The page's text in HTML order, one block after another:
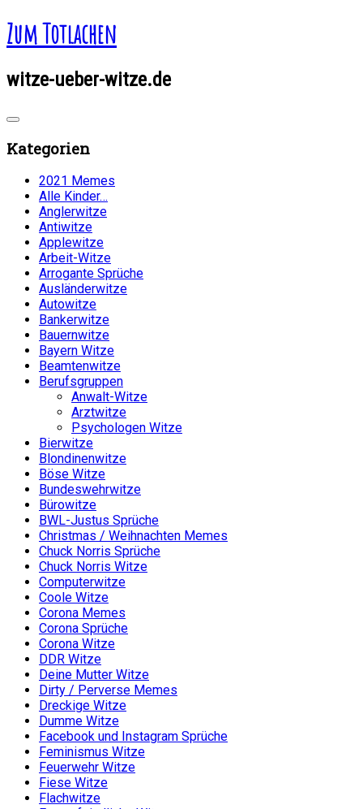
Zum Totlachen
witze-ueber-witze.de
Kategorien
2021 Memes
Alle Kinder…
Anglerwitze
Antiwitze
Applewitze
Arbeit-Witze
Arrogante Sprüche
Ausländerwitze
Autowitze
Bankerwitze
Bauernwitze
Bayern Witze
Beamtenwitze
Berufsgruppen
Anwalt-Witze
Arztwitze
Psychologen Witze
Bierwitze
Blondinenwitze
Böse Witze
Bundeswehrwitze
Bürowitze
BWL-Justus Sprüche
Christmas / Weihnachten Memes
Chuck Norris Sprüche
Chuck Norris Witze
Computerwitze
Coole Witze
Corona Memes
Corona Sprüche
Corona Witze
DDR Witze
Deine Mutter Witze
Dirty / Perverse Memes
Dreckige Witze
Dumme Witze
Facebook und Instagram Sprüche
Feminismus Witze
Feuerwehr Witze
Fiese Witze
Flachwitze